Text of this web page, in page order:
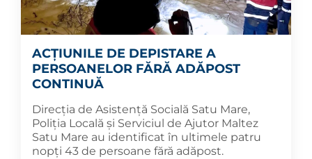
ACȚIUNILE DE DEPISTARE A
PERSOANELOR FĂRĂ ADĂPOST
CONTINUĂ
Direcția de Asistență Socială Satu Mare,
Poliția Locală și Serviciul de Ajutor Maltez
Satu Mare au identificat în ultimele patru
nopți 43 de persoane fără adăpost.